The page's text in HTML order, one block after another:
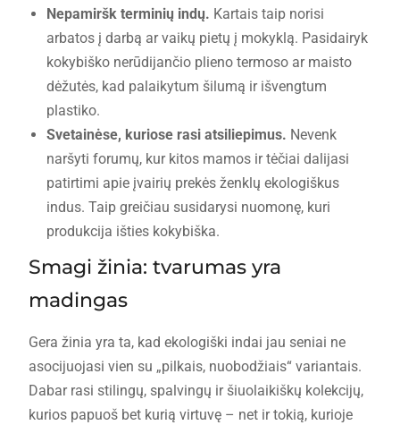
Nepamiršk terminių indų. Kartais taip norisi
arbatos į darbą ar vaikų pietų į mokyklą. Pasidairyk
kokybiško nerūdijančio plieno termoso ar maisto
dėžutės, kad palaikytum šilumą ir išvengtum
plastiko.
Svetainėse, kuriose rasi atsiliepimus. Nevenk
naršyti forumų, kur kitos mamos ir tėčiai dalijasi
patirtimi apie įvairių prekės ženklų ekologiškus
indus. Taip greičiau susidarysi nuomonę, kuri
produkcija išties kokybiška.
Smagi žinia: tvarumas yra
madingas
Gera žinia yra ta, kad ekologiški indai jau seniai ne
asocijuojasi vien su „pilkais, nuobodžiais“ variantais.
Dabar rasi stilingų, spalvingų ir šiuolaikiškų kolekcijų,
kurios papuoš bet kurią virtuvę – net ir tokią, kurioje